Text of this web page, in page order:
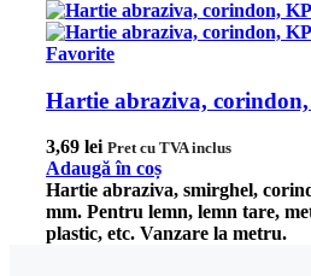
Favorite
Hartie abraziva,
3,69 lei Pret cu TVA inclus
Adaugă în coș
Hartie abraziva, smirghel,
mm. Pentru lemn, lemn tare,
plastic, etc. Vanzare la metru.